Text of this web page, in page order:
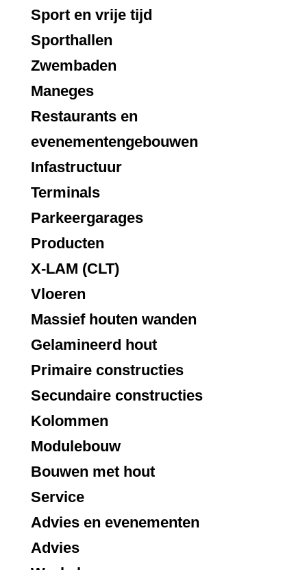
Sport en vrije tijd
Sporthallen
Zwembaden
Maneges
Restaurants en
evenementengebouwen
Infastructuur
Terminals
Parkeergarages
Producten
X-LAM (CLT)
Vloeren
Massief houten wanden
Gelamineerd hout
Primaire constructies
Secundaire constructies
Kolommen
Modulebouw
Bouwen met hout
Service
Advies en evenementen
Advies